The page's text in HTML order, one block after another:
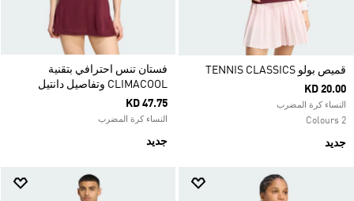
قميص بولو TENNIS CLASSICS
KD 20.00
النساء كرة المضرب
2 Colours
جديد
فستان تنس احترافي بتقنية
CLIMACOOL وتفاصيل دانتيل
KD 47.75
النساء كرة المضرب
جديد